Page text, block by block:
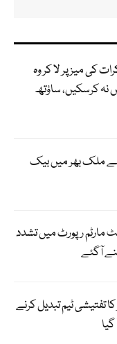
کی میز پر لا کر وہ
نہ کرسکیں، ساؤتھ
کا 16 اگست سے ملک بھر میں بیک
رپورٹ میں تشدد
آگئے
تفتیشی ٹیم تبدیل کرنے